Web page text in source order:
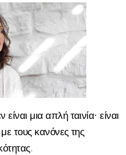
μια απλή ταινία· είναι
τους κανόνες της
.